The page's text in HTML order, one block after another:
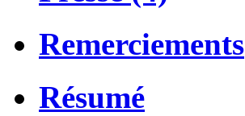
Remerciements
Résumé